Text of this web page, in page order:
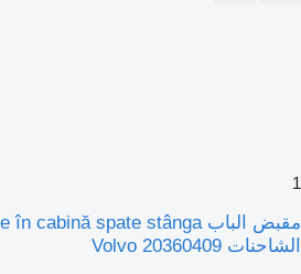
1
الشاحنات Volvo 20360409